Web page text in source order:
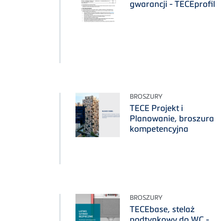
gwarancji - TECEprofil
BROSZURY
TECE Projekt i
Planowanie, broszura
kompetencyjna
BROSZURY
TECEbase, stelaż